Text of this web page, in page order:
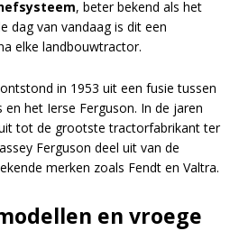
, beter bekend als het
dag van vandaag is dit een
elke landbouwtractor.
in 1953 uit een fusie tussen
het Ierse Ferguson. In de jaren
tot de grootste tractorfabrikant ter
Ferguson deel uit van de
merken zoals Fendt en Valtra.
en vroege